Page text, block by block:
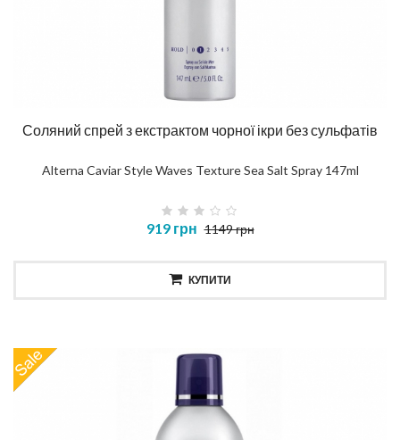
Соляний спрей з екстрактом чорної ікри без сульфатів
Alterna Caviar Style Waves Texture Sea Salt Spray 147ml
919 грн 1149 грн
КУПИТИ